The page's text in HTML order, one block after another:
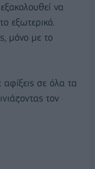
να
εξωτερικό.
μόνο με το
σε όλα τα
τον